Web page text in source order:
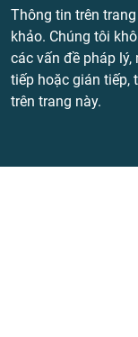
Thông tin trên
khảo. Chúng tôi
các vấn đề pháp
tiếp hoặc gián tiếp,
trên trang này.